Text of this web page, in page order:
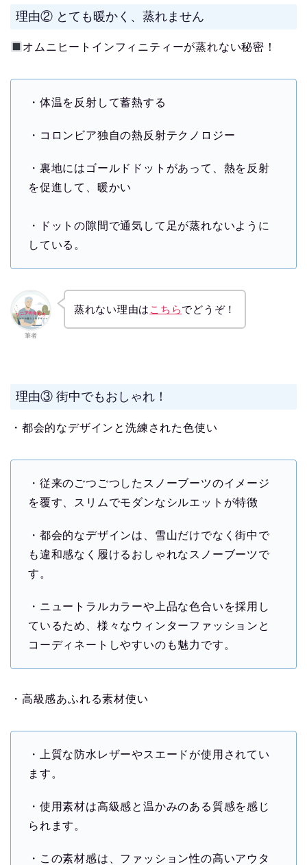
理由② とても暖かく、蒸れません
オムニヒートインフィニティーが蒸れない秘密！
・体温を反射して蓄熱する
・コロンビア独自の熱反射テクノロジー
・裏地にはゴールドドットがあって、熱を反射
を促進して、暖かい
・ドットの隙間で通気して足が蒸れないように
している。
筆者
蒸れない理由は こちらでどうぞ！
理由③ 街中でもおしゃれ！
・都会的なデザインと洗練された色使い
・従来のごつごつしたスノーブーツのイメージ
を覆す、スリムでモダンなシルエットが特徴
・都会的なデザインは、雪山だけでなく街中で
も違和感なく履けるおしゃれなスノーブーツで
す。
・ニュートラルカラーや上品な色合いを採用し
ているため、様々なウィンターファッションと
コーディネートしやすいのも魅力です。
・高級感あふれる素材使い
・上質な防水レザーやスエードが使用されてい
ます。
・使用素材は高級感と温かみのある質感を感じ
られます。
・この素材感は、ファッション性の高いアウタ